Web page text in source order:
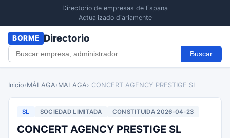
Directorio de empresas de Espana
Actualizado diariamente
BORME Directorio
Buscar
Inicio›MÁLAGA›MALAGA› CONCERT AGENCY PRESTIGE SL
SL SOCIEDAD LIMITADA CONSTITUIDA 2026-04-23
CONCERT AGENCY PRESTIGE SL